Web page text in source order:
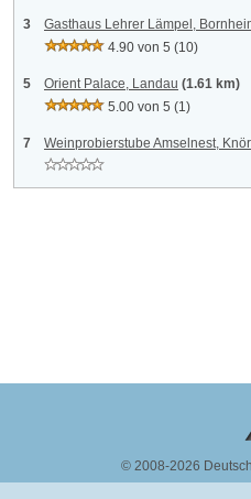
3
Gasthaus Lehrer Lämpel,
4.90 von 5 (10)
5 Orient Palace, Landau (1.61 km)
5.00 von 5 (1)
7 Weinprobierstube Amselnest,
© 2008-2026